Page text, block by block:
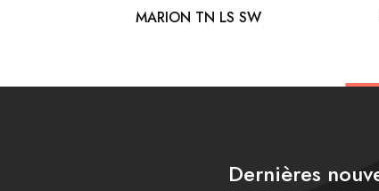
MARION TN LS SW
Dernières